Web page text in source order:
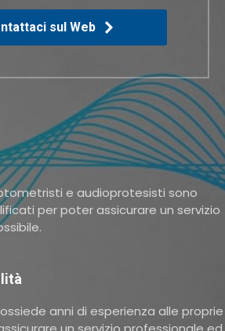
sul Web
e audioprotesisti sono
per poter assicurare un servizio
anni di esperienza alle proprie